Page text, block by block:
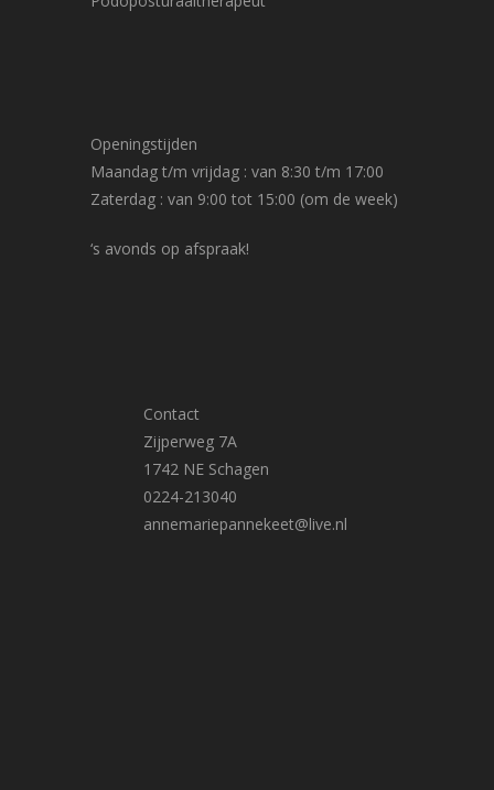
Openingstijden
Maandag t/m vrijdag : van 8:30 t/m 17:00
Zaterdag : van 9:00 tot 15:00 (om de week)
‘s avonds op afspraak!
Contact
Zijperweg 7A
1742 NE Schagen
0224-213040
annemariepannekeet@live.nl